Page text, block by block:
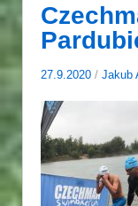
27.9.2020 / Jakub